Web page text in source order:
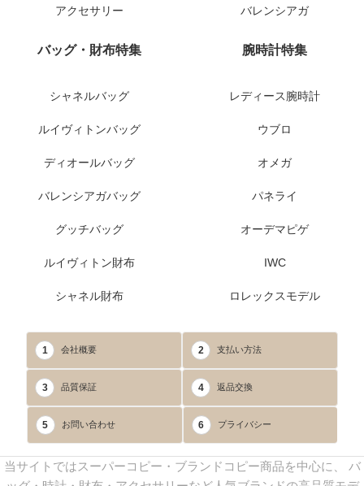
アクセサリー バレンシアガ
バッグ・財布特集
シャネルバッグ
ルイヴィトンバッグ
ディオールバッグ
バレンシアガバッグ
グッチバッグ
ルイヴィトン財布
シャネル財布
腕時計特集
レディース腕時計
ウブロ
オメガ
パネライ
オーデマピゲ
IWC
ロレックスモデル
1 会社概要 2 支払い方法
3 品質保証 4 返品交換
5 お問い合わせ 6 プライバシー
当サイトではスーパーコピー・ブランドコピー商品を中心に、 バ